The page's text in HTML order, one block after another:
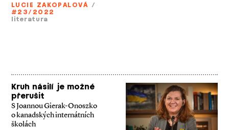
LUCIE ZAKOPALOVÁ /
#23/2022
literatura
Kruh násilí je možné
přerušit
S Joannou Gierak­-Onoszko
o kanadských internátních
školách